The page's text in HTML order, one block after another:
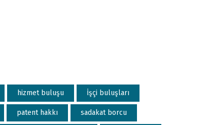
hizmet buluşu İşçi buluşları
patent hakkı sadakat borcu